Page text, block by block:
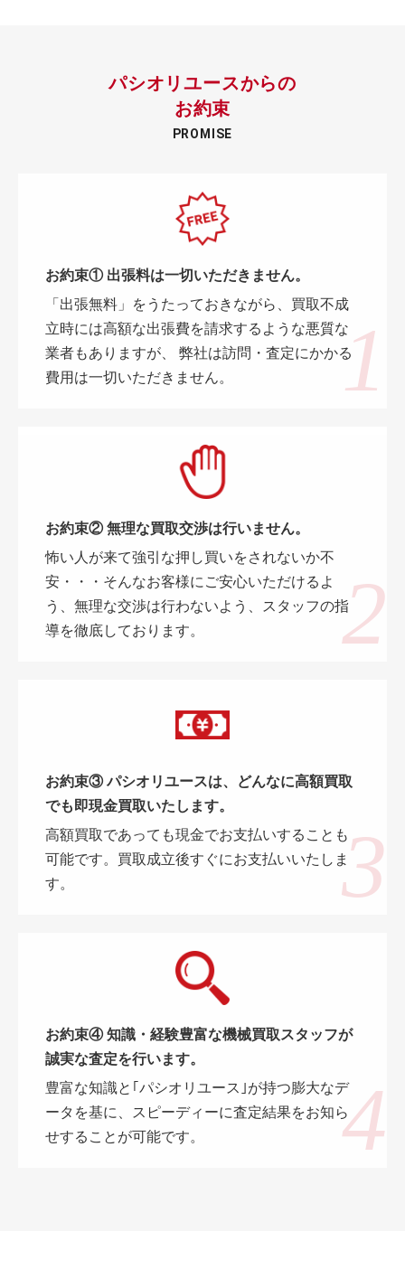
パシオリユースからの
お約束
PROMISE
お約束① 出張料は一切いただきません。
「出張無料」をうたっておきながら、買取不成
立時には高額な出張費を請求するような悪質な
業者もありますが、 弊社は訪問・査定にかかる
費用は一切いただきません。
お約束② 無理な買取交渉は行いません。
怖い人が来て強引な押し買いをされないか不
安・・・そんなお客様にご安心いただけるよ
う、無理な交渉は行わないよう、スタッフの指
導を徹底しております。
お約束③ パシオリユースは、どんなに高額買取
でも即現金買取いたします。
高額買取であっても現金でお支払いすることも
可能です。買取成立後すぐにお支払いいたしま
す。
お約束④ 知識・経験豊富な機械買取スタッフが
誠実な査定を行います。
豊富な知識と｢パシオリユース｣が持つ膨大なデ
ータを基に、スピーディーに査定結果をお知ら
せすることが可能です。